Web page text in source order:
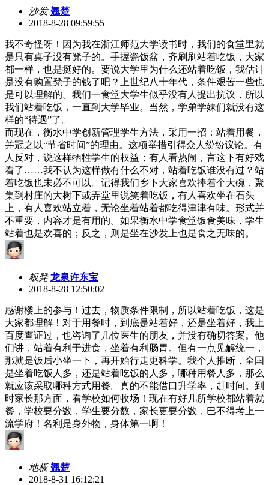
沙发 翘楚
2018-8-28 09:59:55
我不奇怪呀！因为我在浙江师范大学读书时，我们的食堂里就
是只有桌子没有凳子的。手握瓷饭盆，齐刷刷站着吃饭，大家
都一样，也是挺好的。要说大学里为什么还站着吃饭，我估计
是没有购置凳子的钱了吧？上世纪八十年代，条件艰苦一些也
是可以理解的。我们一食堂大学生似乎没有人提出抗议，所以
我们站着吃饭，一直到大学毕业。当然，学弟学妹们就没有这
样的“待遇”了。
而现在，衡水中学创新管理学生方法，采用一招：站着用餐，
并冠之以“节省时间”的理由。这项举措引得众人纷纷议论。有
人反对，说这样牺牲学生的权益；有人看热闹，言这下有好戏
看了……我不认为这样做有什么不对，站着吃饭谁没有过？站
着吃饭也未必不可以。记得我们乡下大家喜欢捧着个大碗，聚
集到村庄的大树下或弄堂里说笑着吃饭，有人喜欢坐在石头
上，有人喜欢站立着，无论坐着站着都吃得津津有味。形式并
不重要，内容才是有用的。如果衡水中学食堂饭食美味，学生
站着也是欢喜的；反之，则是坐在沙发上也是食之无味的。
板凳 龙泉许东宝
2018-8-28 12:50:02
感谢楼上的参与！过去，物质条件限制，所以站着吃饭，这是
大家都理解！对于用餐时，到底是站着好，还是坐着好，我上
百度查证过，也咨询了几位医生的朋友，并没有确切答案。他
们讲，站着有利于进食，坐着有利肠胃。但有一点见解统一，
那就是饭后小坐一下，再开始行走更科学。我个人推断，全国
是坐着吃饭人多，还是站着吃饭的人多，哪种用餐人多，那么
就应该采取哪种方式用餐。真的不能借口升学率，赶时间。到
时家长那方面，看学校如何收场！现在有好几所学校都站着就
餐，学校要分数，学生要分数，家长更要分数，巴不得考上一
流学府！名利是身外物，身体第一啊！
地板 翘楚
2018-8-31 16:12:21